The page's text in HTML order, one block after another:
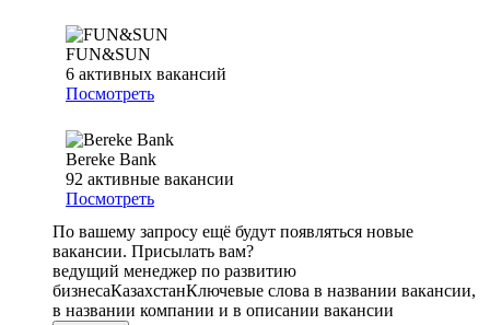
FUN&SUN
6 активных вакансий
Посмотреть
Bereke Bank
92 активные вакансии
Посмотреть
По вашему запросу ещё будут появляться новые
вакансии. Присылать вам?
ведущий менеджер по развитию
бизнесаКазахстанКлючевые слова в названии вакансии,
в названии компании и в описании вакансии